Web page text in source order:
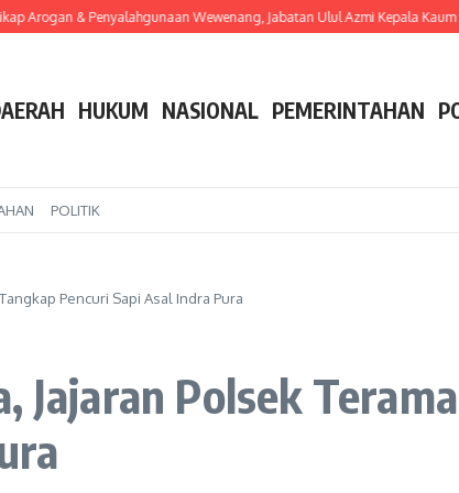
& Penyalahgunaan Wewenang, Jabatan Ulul Azmi Kepala Kaum 14
HUKUM NASIONAL PEMERINTAHAN
POLITIK
Pencuri Sapi Asal Indra Pura
Polsek